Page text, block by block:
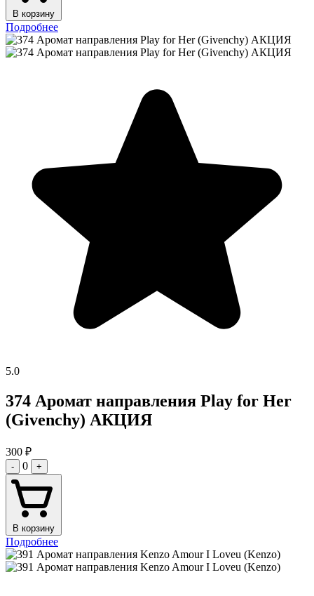
В корзину
Подробнее
5.0
374 Аромат направления Play for Her
(Givenchy) АКЦИЯ
300 ₽
- 0 +
В корзину
Подробнее